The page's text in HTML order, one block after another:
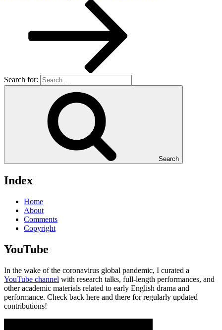
Search for:
Search
Index
Home
About
Comments
Copyright
YouTube
In the wake of the coronavirus global pandemic, I curated a
YouTube channel with research talks, full-length performances, and
other academic materials related to early English drama and
performance. Check back here and there for regularly updated
contributions!